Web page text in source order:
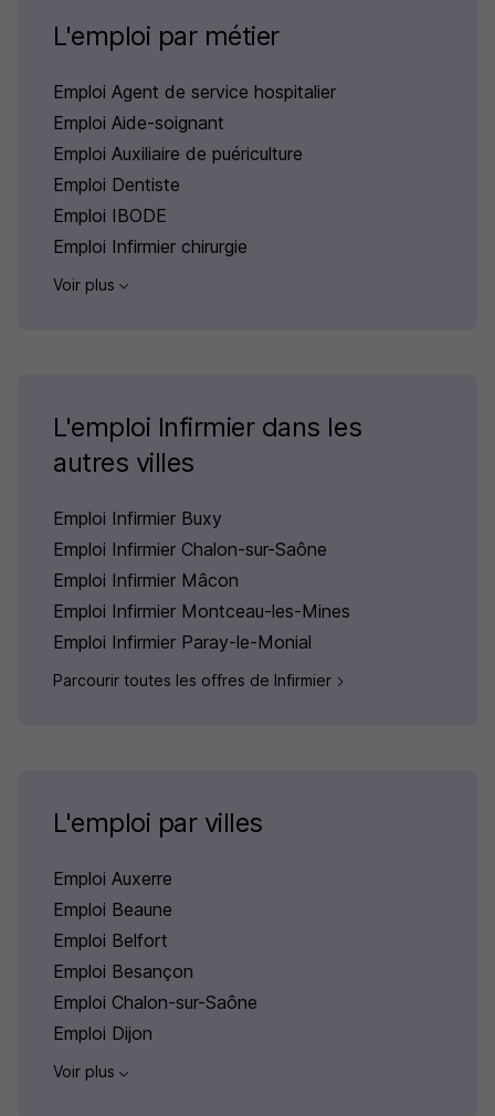
L'emploi par métier
Emploi Agent de service hospitalier
Emploi Aide-soignant
Emploi Auxiliaire de puériculture
Emploi Dentiste
Emploi IBODE
Emploi Infirmier chirurgie
Voir plus
L'emploi Infirmier dans les
autres villes
Emploi Infirmier Buxy
Emploi Infirmier Chalon-sur-Saône
Emploi Infirmier Mâcon
Emploi Infirmier Montceau-les-Mines
Emploi Infirmier Paray-le-Monial
Parcourir toutes les offres de Infirmier
L'emploi par villes
Emploi Auxerre
Emploi Beaune
Emploi Belfort
Emploi Besançon
Emploi Chalon-sur-Saône
Emploi Dijon
Voir plus